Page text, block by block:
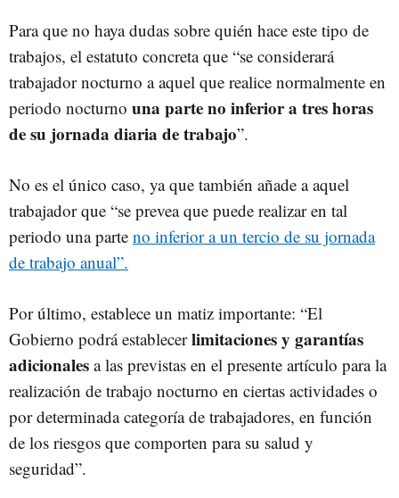
Para que no haya dudas sobre quién hace este tipo de
trabajos, el estatuto concreta que “se considerará
trabajador nocturno a aquel que realice normalmente en
periodo nocturno una parte no inferior a tres horas
de su jornada diaria de trabajo”.
No es el único caso, ya que también añade a aquel
trabajador que “se prevea que puede realizar en tal
periodo una parte no inferior a un tercio de su jornada
de trabajo anual”.
Por último, establece un matiz importante: “El
Gobierno podrá establecerlimitaciones y garantías
adicionales a las previstas en el presente artículo para la
realización de trabajo nocturno en ciertas actividades o
por determinada categoría de trabajadores, en función
de los riesgos que comporten para su salud y
seguridad”.